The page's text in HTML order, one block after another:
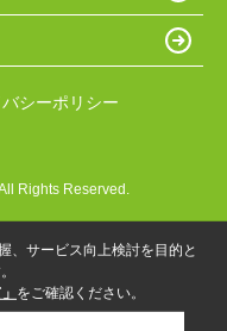
シーポリシー
Rights Reserved.
、サービス向上検討を目的と
をご確認ください。